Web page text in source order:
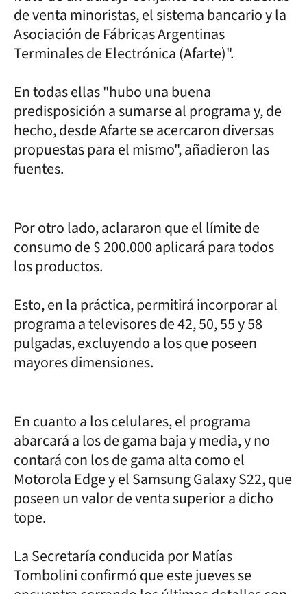
de venta minoristas, el sistema bancario y la
Asociación de Fábricas Argentinas
Terminales de Electrónica (Afarte)".
En todas ellas "hubo una buena
predisposición a sumarse al programa y, de
hecho, desde Afarte se acercaron diversas
propuestas para el mismo", añadieron las
fuentes.
Por otro lado, aclararon que el límite de
consumo de $ 200.000 aplicará para todos
los productos.
Esto, en la práctica, permitirá incorporar al
programa a televisores de 42, 50, 55 y 58
pulgadas, excluyendo a los que poseen
mayores dimensiones.
En cuanto a los celulares, el programa
abarcará a los de gama baja y media, y no
contará con los de gama alta como el
Motorola Edge y el Samsung Galaxy S22, que
poseen un valor de venta superior a dicho
tope.
La Secretaría conducida por Matías
Tombolini confirmó que este jueves se